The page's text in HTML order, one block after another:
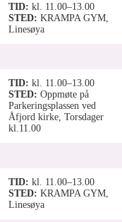
TID kl. 11.00–13.00
STED KRAMPA GYM,
Linesøya
TID kl. 11.00–13.00
STED Oppmøte på
Parkeringsplassen ved
Åfjord kirke, Torsdager
kl.11.00
TID kl. 11.00–13.00
STED KRAMPA GYM,
Linesøya